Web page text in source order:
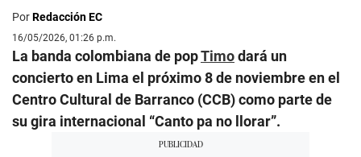
PorRedacción EC
16/05/2026, 01:26 p.m.
La banda colombiana de popTimodará un
concierto en Lima el próximo 8 de noviembre en el
Centro Cultural de Barranco (CCB) como parte de
su gira internacional “Canto pa no llorar”.